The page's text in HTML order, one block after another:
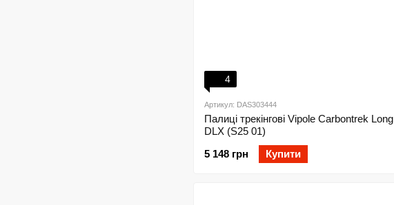
4
Артикул: DAS303444
Палиці трекінгові Vipole Carbontrek Long
DLX (S25 01)
5 148 грн
Купити